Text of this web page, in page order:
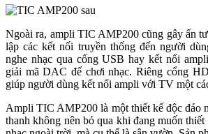
Ngoài ra, ampli TIC AMP200 cũng gây ấn
lập các kết nối truyền thống đến người
nghe nhạc qua cổng USB hay kết nối
giải mã DAC để chơi nhạc. Riêng cổng
giúp người dùng kết nối ampli với TV một
Ampli TIC AMP200 là một thiết kế độc đáo
thanh không nên bỏ qua khi đang muốn